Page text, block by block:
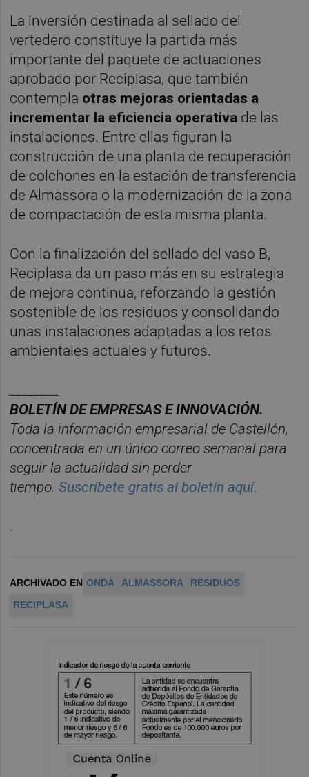
La inversión destinada al sellado del
vertedero constituye la partida más
importante del paquete de actuaciones
aprobado por Reciplasa, que también
contempla otras mejoras orientadas a
incrementar la eficiencia operativa de las
instalaciones. Entre ellas figuran la
construcción de una planta de recuperación
de colchones en la estación de transferencia
de Almassora o la modernización de la zona
de compactación de esta misma planta.
Con la finalización del sellado del vaso B,
Reciplasa da un paso más en su estrategia
de mejora continua, reforzando la gestión
sostenible de los residuos y consolidando
unas instalaciones adaptadas a los retos
ambientales actuales y futuros.
BOLETÍN DE EMPRESAS E INNOVACIÓN.
Toda la información empresarial de Castellón,
concentrada en un único correo semanal para
seguir la actualidad sin perder
tiempo.Suscríbete gratis al boletín aquí.
.
ARCHIVADO EN ONDA ALMASSORA
RESIDUOS
RECIPLASA